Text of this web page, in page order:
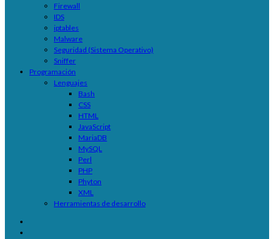
Firewall
IDS
iptables
Malware
Seguridad (Sistema Operativo)
Sniffer
Programación
Lenguajes
Bash
CSS
HTML
JavaScript
MariaDB
MySQL
Perl
PHP
Phyton
XML
Herramientas de desarrollo